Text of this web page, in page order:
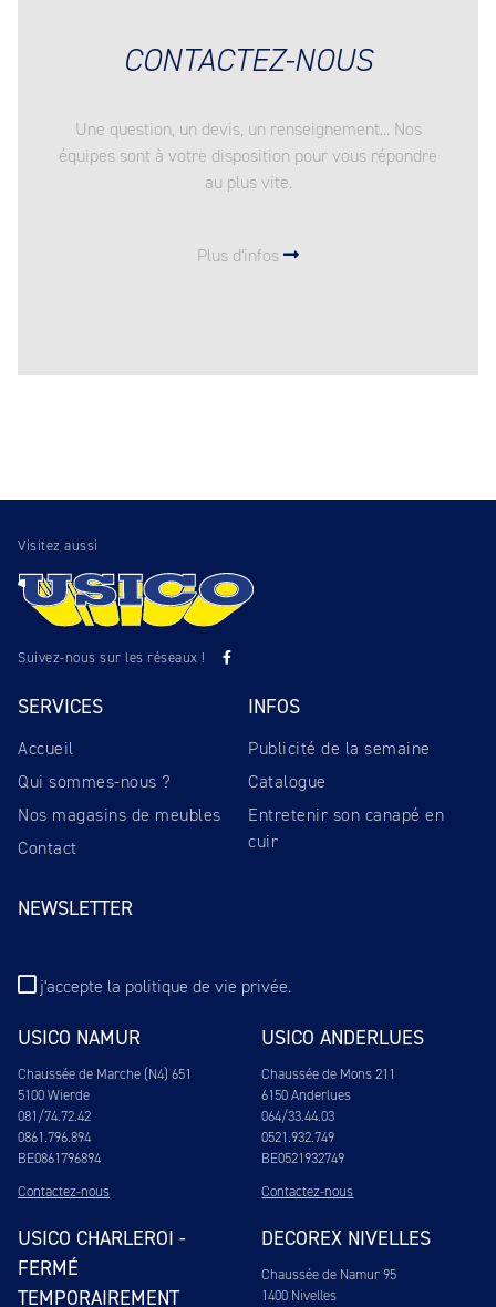
CONTACTEZ-NOUS
Une question, un devis, un renseignement... Nos
équipes sont à votre disposition pour vous répondre
au plus vite.
Plus d'infos
Visitez aussi
Suivez-nous sur les réseaux !
SERVICES
Accueil
Qui sommes-nous ?
Nos magasins de meubles
Contact
INFOS
Publicité de la semaine
Catalogue
Entretenir son canapé en
cuir
NEWSLETTER
j'accepte la politique de vie privée.
USICO NAMUR
Chaussée de Marche (N4) 651
5100 Wierde
081/74.72.42
0861.796.894
BE0861796894
Contactez-nous
USICO ANDERLUES
Chaussée de Mons 211
6150 Anderlues
064/33.44.03
0521.932.749
BE0521932749
Contactez-nous
USICO CHARLEROI -
FERMÉ
TEMPORAIREMENT
DECOREX NIVELLES
Chaussée de Namur 95
1400 Nivelles